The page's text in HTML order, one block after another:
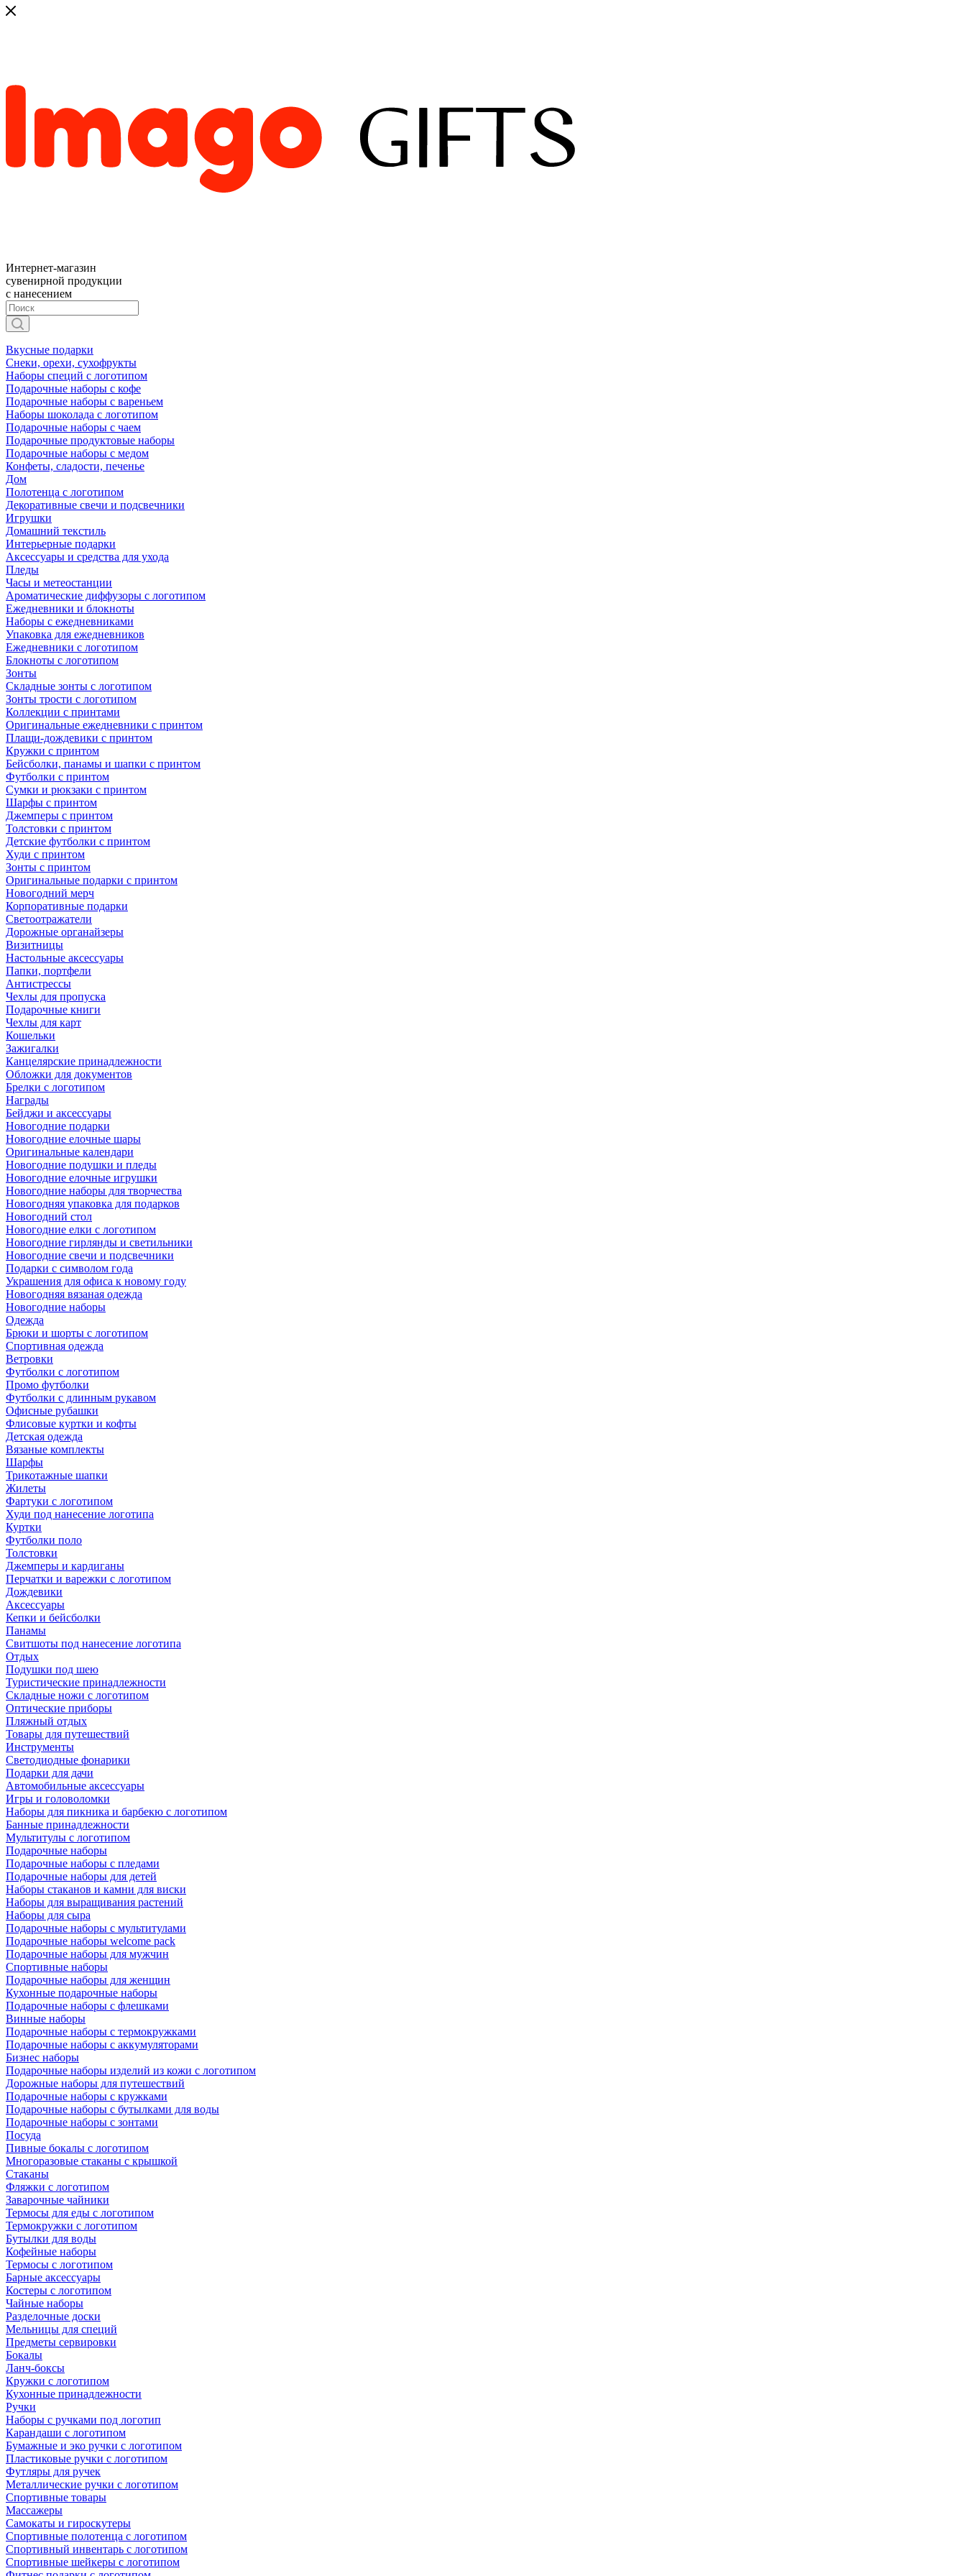
Интернет-магазин
сувенирной продукции
с нанесением
Вкусные подарки
Снеки, орехи, сухофрукты
Наборы специй с логотипом
Подарочные наборы с кофе
Подарочные наборы с вареньем
Наборы шоколада с логотипом
Подарочные наборы с чаем
Подарочные продуктовые наборы
Подарочные наборы с медом
Конфеты, сладости, печенье
Дом
Полотенца с логотипом
Декоративные свечи и подсвечники
Игрушки
Домашний текстиль
Интерьерные подарки
Аксессуары и средства для ухода
Пледы
Часы и метеостанции
Ароматические диффузоры с логотипом
Ежедневники и блокноты
Наборы с ежедневниками
Упаковка для ежедневников
Ежедневники с логотипом
Блокноты с логотипом
Зонты
Складные зонты с логотипом
Зонты трости с логотипом
Коллекции с принтами
Оригинальные ежедневники с принтом
Плащи-дождевики с принтом
Кружки с принтом
Бейсболки, панамы и шапки с принтом
Футболки с принтом
Сумки и рюкзаки с принтом
Шарфы с принтом
Джемперы с принтом
Толстовки с принтом
Детские футболки с принтом
Худи с принтом
Зонты с принтом
Оригинальные подарки с принтом
Новогодний мерч
Корпоративные подарки
Светоотражатели
Дорожные органайзеры
Визитницы
Настольные аксессуары
Папки, портфели
Антистрессы
Чехлы для пропуска
Подарочные книги
Чехлы для карт
Кошельки
Зажигалки
Канцелярские принадлежности
Обложки для документов
Брелки с логотипом
Награды
Бейджи и аксессуары
Новогодние подарки
Новогодние елочные шары
Оригинальные календари
Новогодние подушки и пледы
Новогодние елочные игрушки
Новогодние наборы для творчества
Новогодняя упаковка для подарков
Новогодний стол
Новогодние елки с логотипом
Новогодние гирлянды и светильники
Новогодние свечи и подсвечники
Подарки с символом года
Украшения для офиса к новому году
Новогодняя вязаная одежда
Новогодние наборы
Одежда
Брюки и шорты с логотипом
Спортивная одежда
Ветровки
Футболки с логотипом
Промо футболки
Футболки с длинным рукавом
Офисные рубашки
Флисовые куртки и кофты
Детская одежда
Вязаные комплекты
Шарфы
Трикотажные шапки
Жилеты
Фартуки с логотипом
Худи под нанесение логотипа
Куртки
Футболки поло
Толстовки
Джемперы и кардиганы
Перчатки и варежки с логотипом
Дождевики
Аксессуары
Кепки и бейсболки
Панамы
Свитшоты под нанесение логотипа
Отдых
Подушки под шею
Туристические принадлежности
Складные ножи с логотипом
Оптические приборы
Пляжный отдых
Товары для путешествий
Инструменты
Светодиодные фонарики
Подарки для дачи
Автомобильные аксессуары
Игры и головоломки
Наборы для пикника и барбекю с логотипом
Банные принадлежности
Мультитулы с логотипом
Подарочные наборы
Подарочные наборы с пледами
Подарочные наборы для детей
Наборы стаканов и камни для виски
Наборы для выращивания растений
Наборы для сыра
Подарочные наборы с мультитулами
Подарочные наборы welcome pack
Подарочные наборы для мужчин
Спортивные наборы
Подарочные наборы для женщин
Кухонные подарочные наборы
Подарочные наборы с флешками
Винные наборы
Подарочные наборы с термокружками
Подарочные наборы с аккумуляторами
Бизнес наборы
Подарочные наборы изделий из кожи с логотипом
Дорожные наборы для путешествий
Подарочные наборы с кружками
Подарочные наборы с бутылками для воды
Подарочные наборы с зонтами
Посуда
Пивные бокалы с логотипом
Многоразовые стаканы с крышкой
Стаканы
Фляжки с логотипом
Заварочные чайники
Термосы для еды с логотипом
Термокружки с логотипом
Бутылки для воды
Кофейные наборы
Термосы с логотипом
Барные аксессуары
Костеры с логотипом
Чайные наборы
Разделочные доски
Мельницы для специй
Предметы сервировки
Бокалы
Ланч-боксы
Кружки с логотипом
Кухонные принадлежности
Ручки
Наборы с ручками под логотип
Карандаши с логотипом
Бумажные и эко ручки с логотипом
Пластиковые ручки с логотипом
Футляры для ручек
Металлические ручки с логотипом
Спортивные товары
Массажеры
Самокаты и гироскутеры
Спортивные полотенца с логотипом
Спортивный инвентарь с логотипом
Спортивные шейкеры с логотипом